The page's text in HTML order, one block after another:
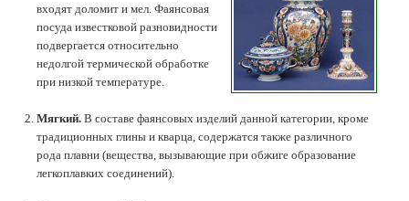
входят доломит и мел. Фаянсовая
посуда известковой разновидности
подвергается относительно
недолгой термической обработке
при низкой температуре.
Мягкий. В составе фаянсовых изделий данной категории, кроме
традиционных глины и кварца, содержатся также различного
рода плавни (вещества, вызывающие при обжиге образование
легкоплавких соединений).